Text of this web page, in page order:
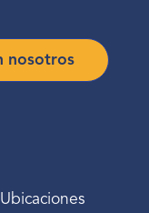
nosotros
Ubicaciones